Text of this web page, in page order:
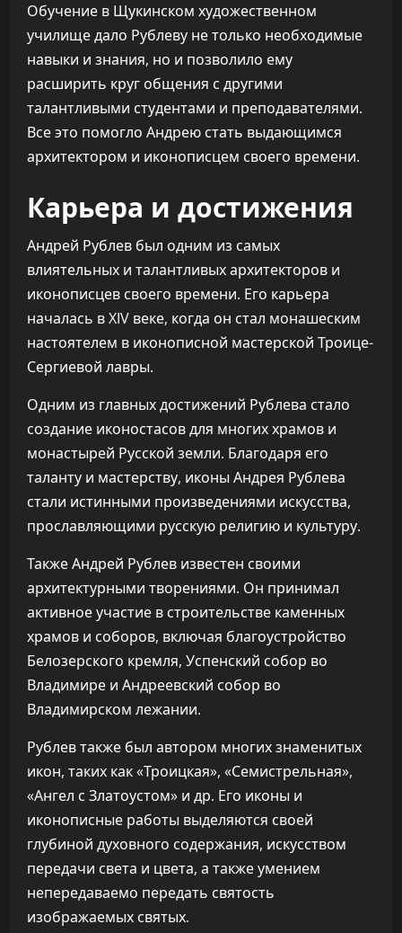
Обучение в Щукинском художественном
училище дало Рублеву не только необходимые
навыки и знания, но и позволило ему
расширить круг общения с другими
талантливыми студентами и преподавателями.
Все это помогло Андрею стать выдающимся
архитектором и иконописцем своего времени.
Карьера и достижения
Андрей Рублев был одним из самых
влиятельных и талантливых архитекторов и
иконописцев своего времени. Его карьера
началась в XIV веке, когда он стал монашеским
настоятелем в иконописной мастерской Троице-
Сергиевой лавры.
Одним из главных достижений Рублева стало
создание иконостасов для многих храмов и
монастырей Русской земли. Благодаря его
таланту и мастерству, иконы Андрея Рублева
стали истинными произведениями искусства,
прославляющими русскую религию и культуру.
Также Андрей Рублев известен своими
архитектурными творениями. Он принимал
активное участие в строительстве каменных
храмов и соборов, включая благоустройство
Белозерского кремля, Успенский собор во
Владимире и Андреевский собор во
Владимирском лежании.
Рублев также был автором многих знаменитых
икон, таких как «Троицкая», «Семистрельная»,
«Ангел с Златоустом» и др. Его иконы и
иконописные работы выделяются своей
глубиной духовного содержания, искусством
передачи света и цвета, а также умением
непередаваемо передать святость
изображаемых святых.